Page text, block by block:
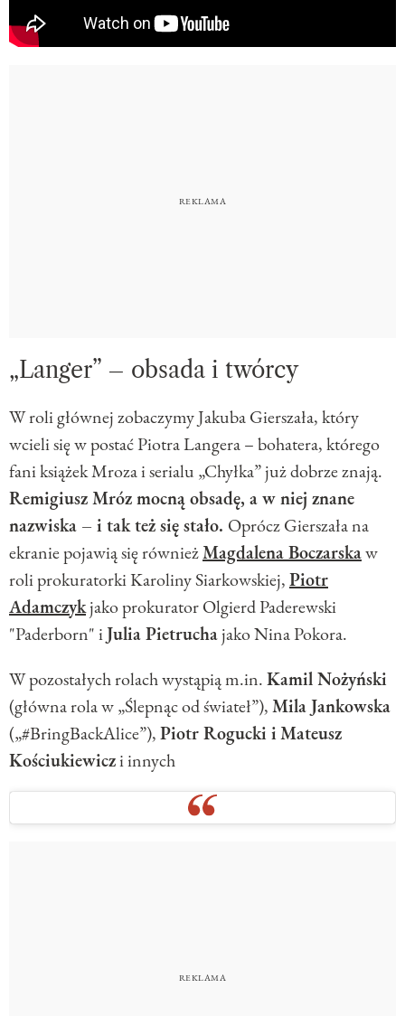
„Langer” – obsada i twórcy
W roli głównej zobaczymy Jakuba Gierszała, który
wcieli się w postać Piotra Langera – bohatera, którego
fani książek Mroza i serialu „Chyłka” już dobrze znają.
Remigiusz Mróz mocną obsadę, a w niej znane
nazwiska – i tak też się stało. Oprócz Gierszała na
ekranie pojawią się równieżMagdalena Boczarskaw
roli prokuratorki Karoliny Siarkowskiej,Piotr
Adamczykjako prokurator Olgierd Paderewski
"Paderborn" iJulia Pietruchajako Nina Pokora.
W pozostałych rolach wystąpią m.in.Kamil Nożyński
(główna rola w „Ślepnąc od świateł”),Mila Jankowska
(„#BringBackAlice”),Piotr Rogucki iMateusz
Kościukiewiczi innych